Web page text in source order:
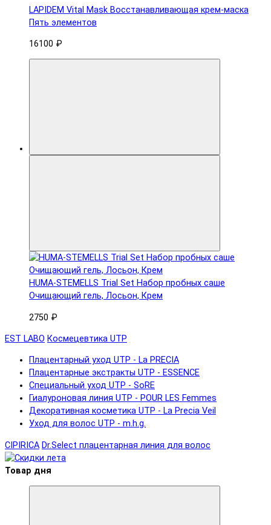
LAPIDEM Vital Mask Восстанавливающая крем-маска
Пять элементов
16100 ₽
HUMA-STEMELLS Trial Set Набор пробных саше
Очищающий гель, Лосьон, Крем
2750 ₽
EST LABO Космецевтика UTP
Плацентарный уход UTP - La PRECIA
Плацентарные экстракты UTP - ESSENCE
Специальный уход UTP - SoRE
Гиалуроновая линия UTP - POUR LES Femmes
Декоративная косметика UTP - La Precia Veil
Уход для волос UTP - m.h.g.
CIPIRICA Dr.Select плацентарная линия для волос
Товар дня